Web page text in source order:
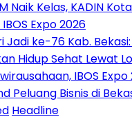
Naik Kelas, KADIN
Expo 2026
Jadi ke-76 Kab.
Hidup Sehat Lewat
IBOS
Peluang Bisnis di
Headline